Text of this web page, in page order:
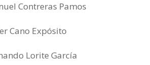
Contreras Pamos
Cano Expósito
Lorite García